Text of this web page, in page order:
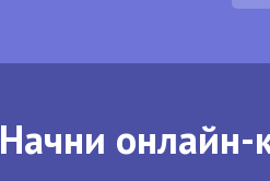
Начни онлайн-